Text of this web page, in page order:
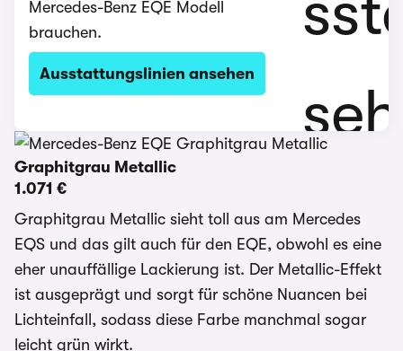
Mercedes-Benz EQE Modell
brauchen.
Ausstattungslinien ansehen
Graphitgrau Metallic
1.071 €
Graphitgrau Metallic sieht toll aus am Mercedes
EQS und das gilt auch für den EQE, obwohl es eine
eher unauffällige Lackierung ist. Der Metallic-Effekt
ist ausgeprägt und sorgt für schöne Nuancen bei
Lichteinfall, sodass diese Farbe manchmal sogar
leicht grün wirkt.